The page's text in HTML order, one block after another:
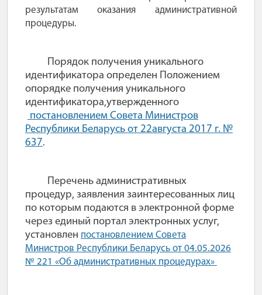
результатам оказания административной
процедуры.
Порядок получения уникального
идентификатора определен Положением
опорядке получения уникального
идентификатора,утвержденного
постановлением Совета Министров
Республики Беларусь от 22августа 2017 г. №
637.
Перечень административных
процедур, заявления заинтересованных лиц
по которым подаются в электронной форме
через единый портал электронных услуг,
установлен постановлением Совета
Министров Республики Беларусь от 04.05.2026
№ 221 «Об административных процедурах»